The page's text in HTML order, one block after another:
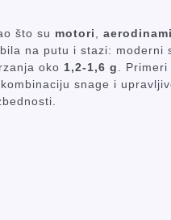
što su motori
na putu i stazi:
oko 1,2-1,6 g
.
snage i